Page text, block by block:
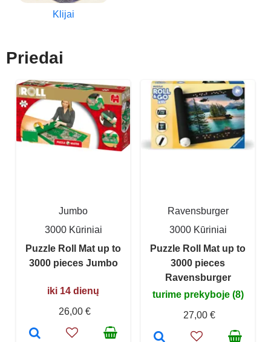
Klijai
Priedai
Jumbo
3000 Kūriniai
Puzzle Roll Mat up to
3000 pieces Jumbo
iki 14 dienų
26,00 €
Ravensburger
3000 Kūriniai
Puzzle Roll Mat up to
3000 pieces
Ravensburger
turime prekyboje (8)
27,00 €